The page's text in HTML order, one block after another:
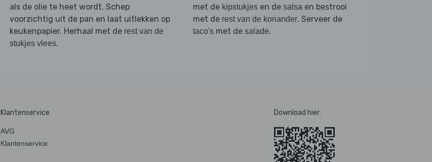
als de olie te heet wordt. Schep
voorzichtig uit de pan en laat uitlekken op
keukenpapier. Herhaal met de rest van de
stukjes vlees.
met de kipstukjes en de salsa en bestrooi
met de rest van de koriander. Serveer de
taco's met de salade.
Klantenservice
AVG
Klantenservice
Download hier: